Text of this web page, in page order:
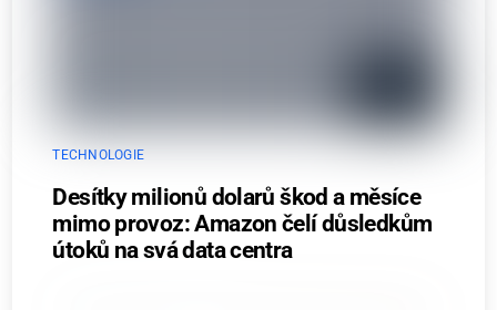
TECHNOLOGIE
Desítky milionů dolarů škod a měsíce
mimo provoz: Amazon čelí důsledkům
útoků na svá data centra